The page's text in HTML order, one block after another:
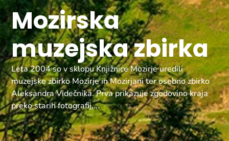
Mozirska
muzejska zbirka
Leta 2004 so v sklopu Knjižnice Mozirje uredili
muzejsko zbirko Mozirje in Mozirjani ter osebno zbirko
Aleksandra Videčnika. Prva prikazuje zgodovino kraja
preko starih fotografij,...